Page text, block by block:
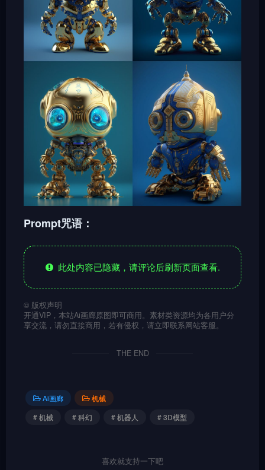
Prompt咒语：
此处内容已隐藏，请评论后刷新页面查看.
© 版权声明
开通VIP，本站Ai画廊原图即可商用。素材类资源均为各用户分
享交流，请勿直接商用，若有侵权，请立即联系网站客服。
THE END
Ai画廊
机械
# 机械
# 科幻 # 机器人 # 3D模型
喜欢就支持一下吧